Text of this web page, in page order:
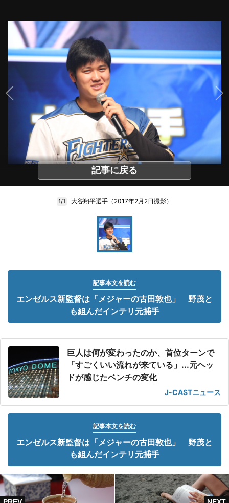
記事に戻る
1/1 大谷翔平選手（2017年2月2日撮影）
記事本文を読む
エンゼルス新監督は「メジャーの古田敦也」 野茂と
も組んだインテリ元捕手
巨人は何が変わったのか、首位ターンで
「すごくいい流れが来ている」...元ヘッ
ドが感じたベンチの変化
J-CASTニュース
記事本文を読む
エンゼルス新監督は「メジャーの古田敦也」 野茂と
も組んだインテリ元捕手